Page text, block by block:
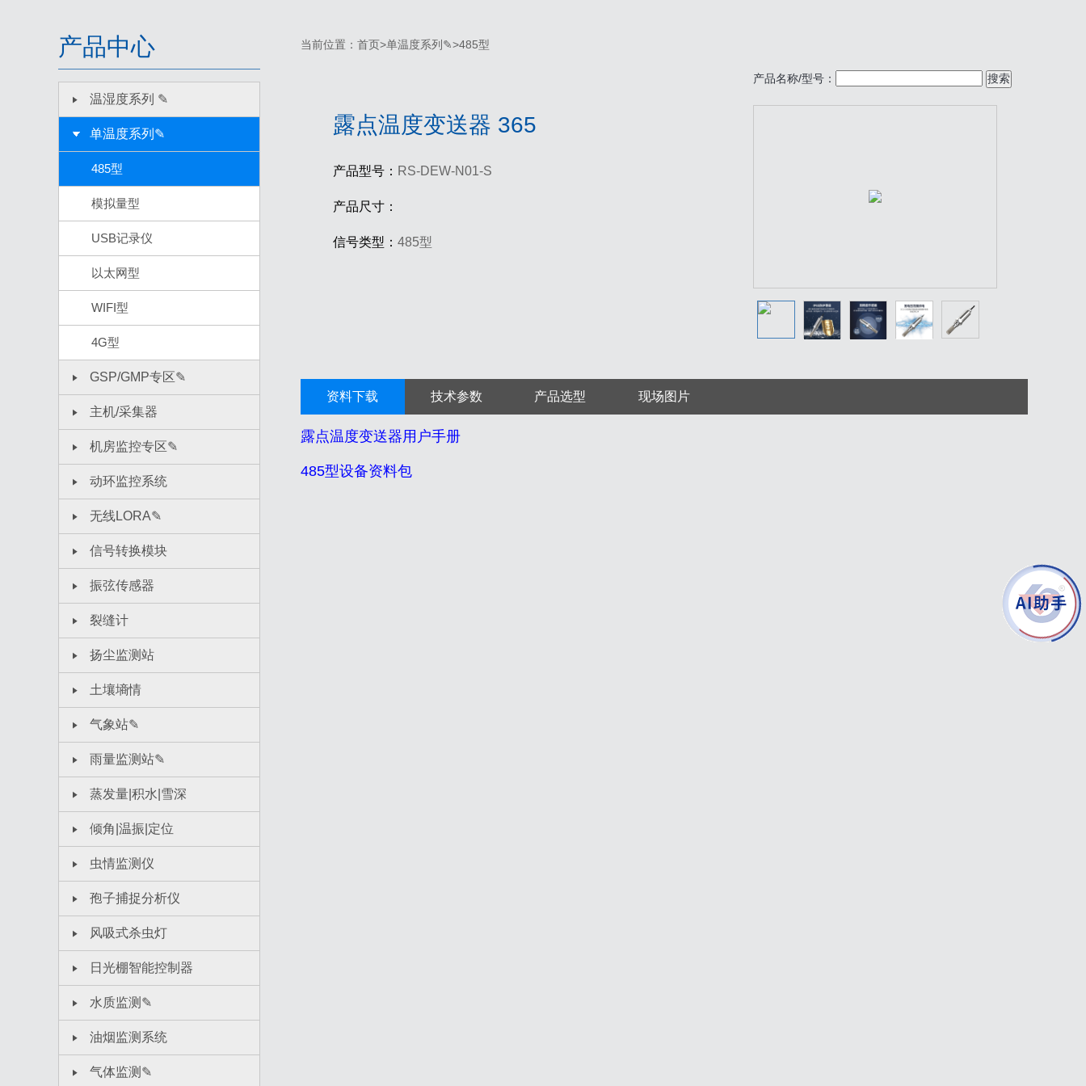
产品中心
温湿度系列 ✎
单温度系列✎
485型
模拟量型
USB记录仪
以太网型
WIFI型
4G型
GSP/GMP专区✎
主机/采集器
机房监控专区✎
动环监控系统
无线LORA✎
信号转换模块
振弦传感器
裂缝计
扬尘监测站
土壤墒情
气象站✎
雨量监测站✎
蒸发量|积水|雪深
倾角|温振|定位
虫情监测仪
孢子捕捉分析仪
风吸式杀虫灯
日光棚智能控制器
水质监测✎
油烟监测系统
气体监测✎
当前位置： 首页>单温度系列✎>485型
产品名称/型号： 搜索
露点温度变送器 365
产品型号： RS-DEW-N01-S
产品尺寸：
信号类型： 485型
资料下载 技术参数 产品选型 现场图片
露点温度变送器用户手册
485型设备资料包